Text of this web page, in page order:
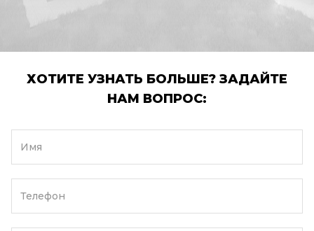
ХОТИТЕ УЗНАТЬ БОЛЬШЕ? ЗАДАЙТЕ
НАМ ВОПРОС:
Имя
Телефон